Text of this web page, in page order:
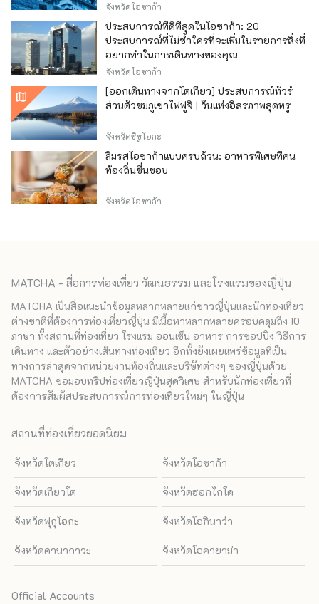
จังหวัดโอซาก้า
ประสบการณ์ที่ดีที่สุดในโอซาก้า: 20
ประสบการณ์ที่ไม่ซ้ำใครที่จะเพิ่มในรายการสิ่งที่
อยากทำในการเดินทางของคุณ
จังหวัดโอซาก้า
[ออกเดินทางจากโตเกียว] ประสบการณ์ทัวร์
ส่วนตัวชมภูเขาไฟฟูจิ | วันแห่งอิสรภาพสุดหรู
จังหวัดชิซูโอกะ
ลิ้มรสโอซาก้าแบบครบถ้วน: อาหารพิเศษที่คน
ท้องถิ่นชื่นชอบ
จังหวัดโอซาก้า
MATCHA - สื่อการท่องเที่ยว วัฒนธรรม และโรงแรมของญี่ปุ่น
MATCHA เป็นสื่อแนะนำข้อมูลหลากหลายแก่ชาวญี่ปุ่นและนักท่องเที่ยว
ต่างชาติที่ต้องการท่องเที่ยวญี่ปุ่น มีเนื้อหาหลากหลายครอบคลุมถึง 10
ภาษา ทั้งสถานที่ท่องเที่ยว โรงแรม ออนเซ็น อาหาร การชอปปิง วิธีการ
เดินทาง และตัวอย่างเส้นทางท่องเที่ยว อีกทั้งยังเผยแพร่ข้อมูลที่เป็น
ทางการล่าสุดจากหน่วยงานท้องถิ่นและบริษัทต่างๆ ของญี่ปุ่นด้วย
MATCHA ขอมอบทริปท่องเที่ยวญี่ปุ่นสุดวิเศษ สำหรับนักท่องเที่ยวที่
ต้องการสัมผัสประสบการณ์การท่องเที่ยวใหม่ๆ ในญี่ปุ่น
สถานที่ท่องเที่ยวยอดนิยม
จังหวัดโตเกียว จังหวัดโอซาก้า
จังหวัดเกียวโต จังหวัดฮอกไกโด
จังหวัดฟุกุโอกะ จังหวัดโอกินาว่า
จังหวัดคานากาวะ จังหวัดโอคายาม่า
Official Accounts